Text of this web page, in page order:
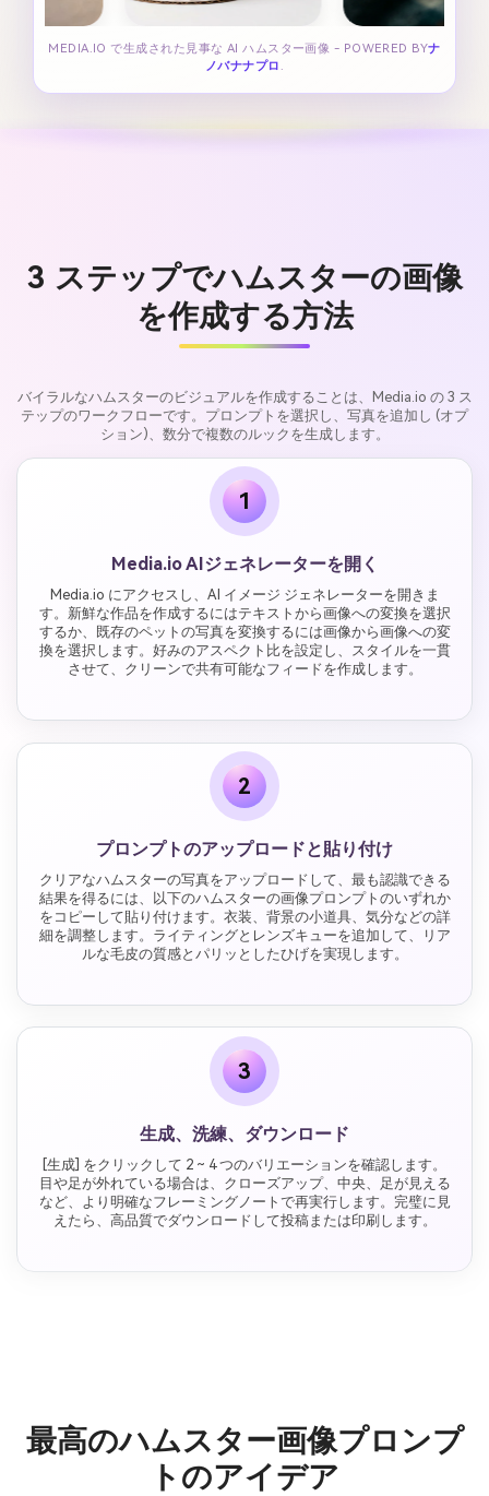
MEDIA.IO で生成された見事な AI ハムスター画像 - POWERED BYナ
ノバナナプロ .
3 ステップでハムスターの画像
を作成する方法
バイラルなハムスターのビジュアルを作成することは、Media.io の 3 ス
テップのワークフローです。プロンプトを選択し、写真を追加し (オプ
ション)、数分で複数のルックを生成します。
1
Media.io AIジェネレーターを開く
Media.io にアクセスし、AI イメージ ジェネレーターを開きま
す。新鮮な作品を作成するにはテキストから画像への変換を選択
するか、既存のペットの写真を変換するには画像から画像への変
換を選択します。好みのアスペクト比を設定し、スタイルを一貫
させて、クリーンで共有可能なフィードを作成します。
2
プロンプトのアップロードと貼り付け
クリアなハムスターの写真をアップロードして、最も認識できる
結果を得るには、以下のハムスターの画像プロンプトのいずれか
をコピーして貼り付けます。衣装、背景の小道具、気分などの詳
細を調整します。ライティングとレンズキューを追加して、リア
ルな毛皮の質感とパリッとしたひげを実現します。
3
生成、洗練、ダウンロード
[生成] をクリックして 2 ~ 4 つのバリエーションを確認します。
目や足が外れている場合は、クローズアップ、中央、足が見える
など、より明確なフレーミングノートで再実行します。完璧に見
えたら、高品質でダウンロードして投稿または印刷します。
最高のハムスター画像プロンプ
トのアイデア